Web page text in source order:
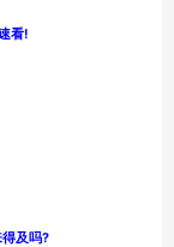
看!
及吗?